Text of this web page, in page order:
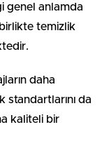
genel anlamda
temizlik
daha
da
kaliteli bir